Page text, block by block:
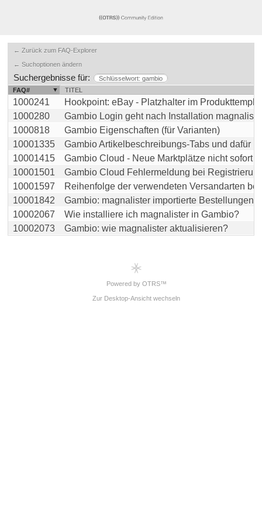
← Zurück zum FAQ-Explorer
← Suchoptionen ändern
Suchergebnisse für:
Schlüsselwort: gambio
FAQ#
TITEL
1000241
Hookpoint: eBay - Platzhalter im
1000280
Gambio Login geht nach Installation
1000818
Gambio Eigenschaften (für Varianten)
10001335
Gambio Artikelbeschreibungs-Tabs und dafür
10001415
Gambio Cloud - Neue Marktplätze nicht sofort
10001501
Gambio Cloud Fehlermeldung bei
10001597
Reihenfolge der verwendeten Versandarten
10001842
Gambio: magnalister importierte Bestellungen
10002067
Wie installiere ich magnalister in Gambio?
10002073
Gambio: wie magnalister aktualisieren?
Powered by OTRS™
Zur Desktop-Ansicht wechseln